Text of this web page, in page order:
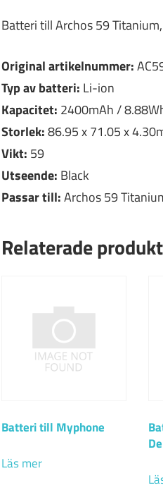
Batteri till Archos 59
Original artikelnummer:
Typ av batteri: Li-ion
Kapacitet: 2400mAh /
Storlek:86.95 x 71.05 x
Vikt: 59
Utseende: Black
Passar till:Archos 59
Relaterade
Batteri till Myphone
Läs mer